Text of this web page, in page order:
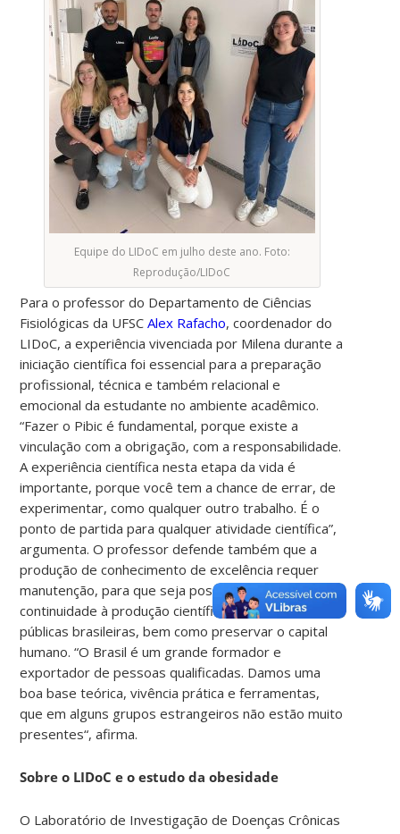
Equipe do LIDoC em julho deste ano. Foto:
Reprodução/LIDoC
Para o professor do Departamento de Ciências
Fisiológicas da UFSCAlex Rafacho, coordenador do
LIDoC, a experiência vivenciada por Milena durante a
iniciação científica foi essencial para a preparação
profissional, técnica e também relacional e
emocional da estudante no ambiente acadêmico.
“Fazer o Pibic é fundamental, porque existe a
vinculação com a obrigação, com a responsabilidade.
A experiência científica nesta etapa da vida é
importante, porque você tem a chance de errar, de
experimentar, como qualquer outro trabalho. É o
ponto de partida para qualquer atividade científica”,
argumenta. O professor defende também que a
produção de conhecimento de excelência requer
manutenção, para que seja possível dar
continuidade à produção científica nas universidades
públicas brasileiras, bem como preservar o capital
humano. “O Brasil é um grande formador e
exportador de pessoas qualificadas. Damos uma
boa base teórica, vivência prática e ferramentas,
que em alguns grupos estrangeiros não estão muito
presentes“, afirma.
Sobre o LIDoC e o estudo da obesidade
O Laboratório de Investigação de Doenças Crônicas